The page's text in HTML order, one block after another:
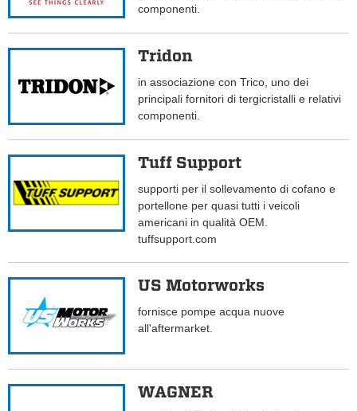
componenti.
Tridon
in associazione con Trico, uno dei
principali fornitori di tergicristalli e relativi
componenti.
Tuff Support
supporti per il sollevamento di cofano e
portellone per quasi tutti i veicoli
americani in qualità OEM.
tuffsupport.com
US Motorworks
fornisce pompe acqua nuove
all'aftermarket.
WAGNER